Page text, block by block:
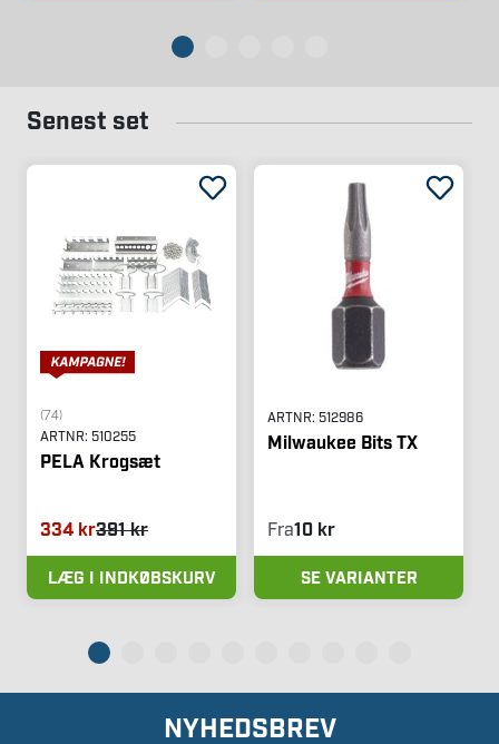
Senest set
(74)
ARTNR: 510255
PELA Krogsæt
334 kr391 kr
LÆG I INDKØBSKURV
ARTNR: 512986
Milwaukee Bits TX
Fra10 kr
SE VARIANTER
NYHEDSBREV